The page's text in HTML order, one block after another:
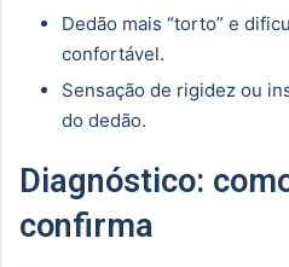
Dedão mais “torto” e
confortável.
Sensação de rigidez ou
do dedão.
Diagnóstico:
confirma